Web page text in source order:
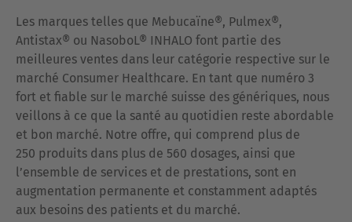
Les marques telles que Mebucaïne®, Pulmex®,
Antistax® ou NasoboL® INHALO font partie des
meilleures ventes dans leur catégorie respective sur le
marché Consumer Healthcare. En tant que numéro 3
fort et fiable sur le marché suisse des génériques, nous
veillons à ce que la santé au quotidien reste abordable
et bon marché. Notre offre, qui comprend plus de
250 produits dans plus de 560 dosages, ainsi que
l’ensemble de services et de prestations, sont en
augmentation permanente et constamment adaptés
aux besoins des patients et du marché.